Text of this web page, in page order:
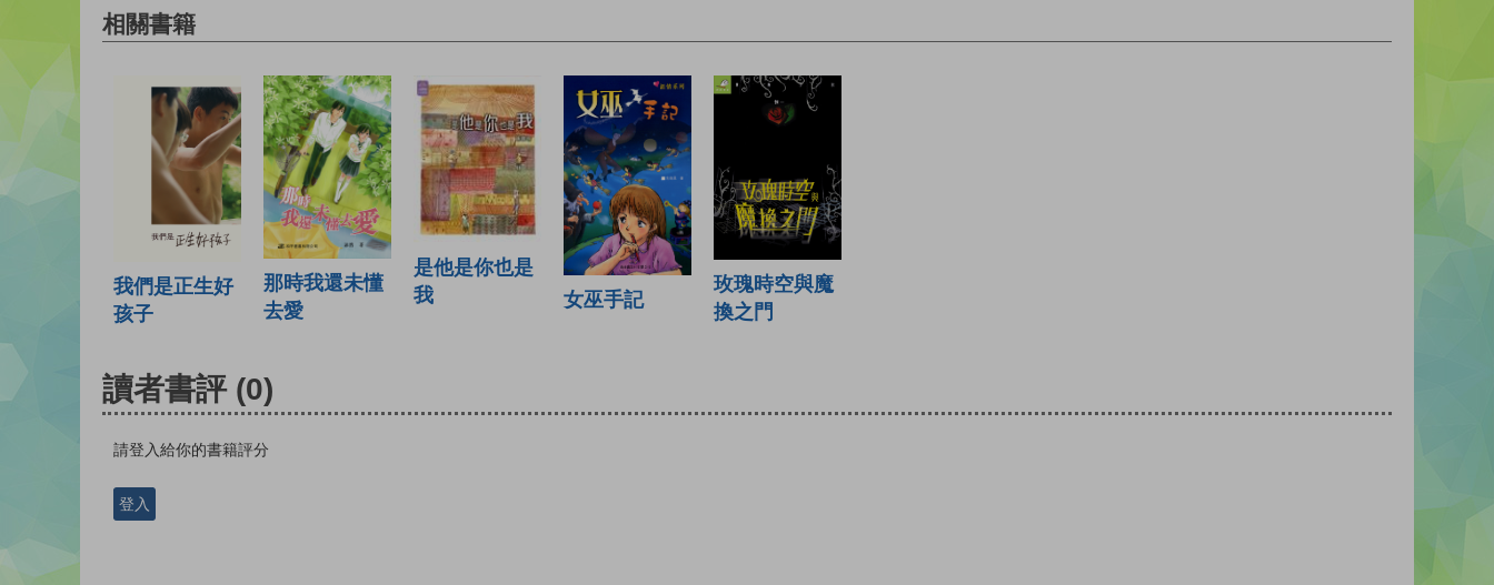
相關書籍
我們是正生好
孩子
那時我還未懂
去愛
是他是你也是
我
女巫手記
玫瑰時空與魔
換之門
讀者書評 (0)
請登入給你的書籍評分
登入